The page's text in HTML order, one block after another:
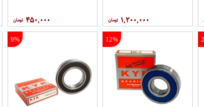
۱,۲۰۰,۰۰۰ ۴۵۰,۰۰۰
12%
9%